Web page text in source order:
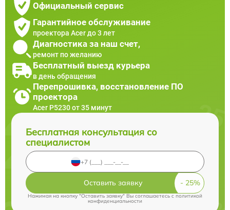
Официальный сервис
Гарантийное обслуживание
проектора Acer до 3 лет
Диагностика за наш счет,
ремонт по желанию
Бесплатный выезд курьера
в день обращения
Перепрошивка, восстановление ПО
проектора
Acer P5230 от 35 минут
Бесплатная консультация со
специалистом
Оставить заявку
Нажимая на кнопку "Оставить заявку" Вы соглашаетесь cполитикой
конфиденциальности